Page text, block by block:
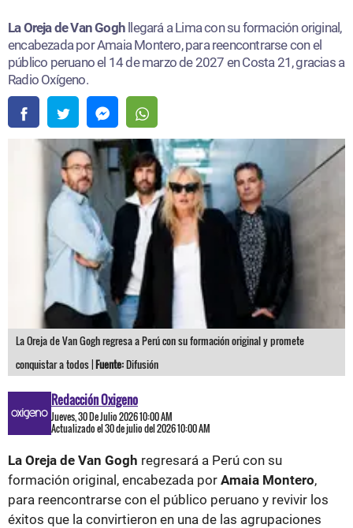
La Oreja de Van Gogh llegará a Lima con su formación original,
encabezada por Amaia Montero, para reencontrarse con el
público peruano el 14 de marzo de 2027 en Costa 21, gracias a
Radio Oxígeno.
La Oreja de Van Gogh regresa a Perú con su formación original y promete
conquistar a todos |Fuente:Difusión
Redacción Oxigeno
Jueves, 30 De Julio 2026 10:00 AM
Actualizado el 30 de julio del 2026 10:00 AM
La Oreja de Van Gogh regresará a Perú con su
formación original, encabezada por Amaia Montero,
para reencontrarse con el público peruano y revivir los
éxitos que la convirtieron en una de las agrupaciones